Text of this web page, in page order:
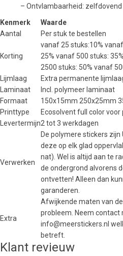
– Ontvlambaarheid: zelfdovend
Kenmerk
Waarde
Aantal
Per stuk te bestellen
Korting
vanaf 25 stuks:10%
25% vanaf 500 stuks:
2500 stuks: 50% vanaf
Lijmlaag
Extra permanente
Laminaat
Incl. polymeer laminaat
Formaat
150x15mm 250x25mm
Printtype
Ecosolvent full color
Levertermijn2 tot 3 werkdagen
Verwerken
De polymere stickers
deze op elk glad
nat). Wel is altijd aan te
de ondergrond alvorens
ontvetten! Alleen dan
garanderen.
Extra
Afwijkende maten van
probleem. Neem contact
info@meerstickers.nl
betreft.
Klant revieuw